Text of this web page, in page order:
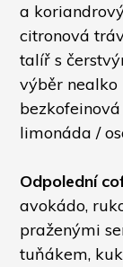
a
citronová
talíř s
výběr nealko
limonáda /
Odpolední
avokádo,
praženými
tuňákem,